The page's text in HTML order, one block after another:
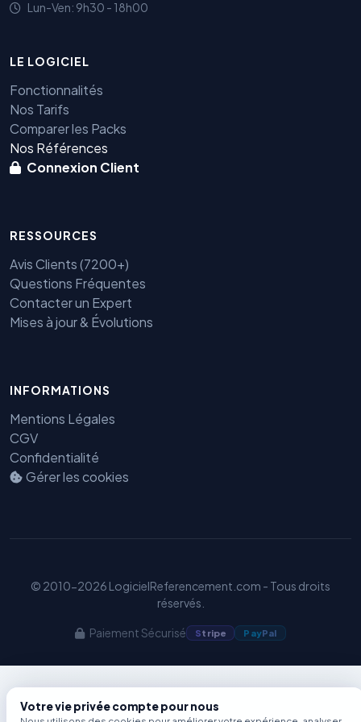
Lun-Ven: 9h30 - 18h00
LE LOGICIEL
Fonctionnalités
Nos Tarifs
Comparer les Packs
Nos Références
Connexion Client
RESSOURCES
Avis Clients (7200+)
Questions Fréquentes
Contacter un Expert
Mises à jour & Évolutions
INFORMATIONS
Mentions Légales
CGV
Confidentialité
Gérer les cookies
© 2010-2026 LogicielReferencement.com - Tous droits
réservés.
Paiement Sécurisé Stripe PayPal
Votre vie privée compte pour nous